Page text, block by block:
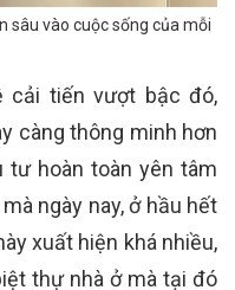
sâu vào cuộc sống của mỗi
cải tiến vượt bậc đó,
càng thông minh hơn
tư hoàn toàn yên tâm
ngày nay, ở hầu hết
xuất hiện khá nhiều,
thự nhà ở mà tại đó